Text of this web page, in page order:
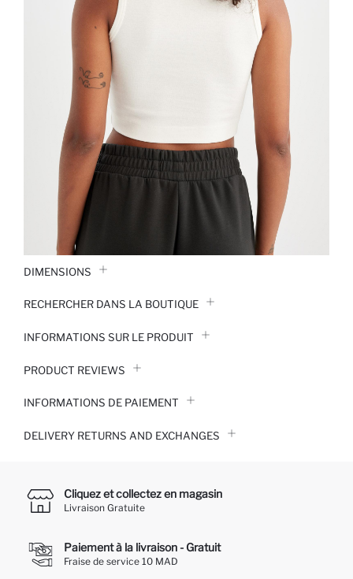
DIMENSIONS
RECHERCHER DANS LA BOUTIQUE
INFORMATIONS SUR LE PRODUIT
PRODUCT REVIEWS
INFORMATIONS DE PAIEMENT
DELIVERY RETURNS AND EXCHANGES
Cliquez et collectez en magasin
Livraison Gratuite
Paiement à la livraison - Gratuit
Fraise de service 10 MAD